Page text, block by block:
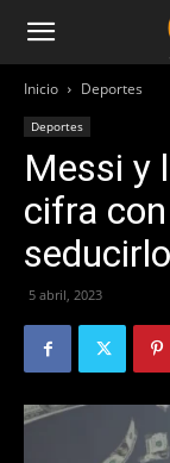
Inicio Deportes
Deportes
Messi y
cifra
seducirlo
5 abril, 2023